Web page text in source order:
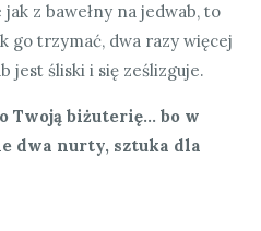
z bawełny na jedwab, to
go trzymać, dwa razy więcej
jest śliski i się ześlizguje.
Twoją biżuterię… bo w
dwa nurty, sztuka dla